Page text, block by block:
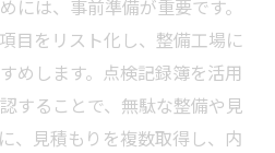
には、事前準備が重要です。
目をリスト化し、整備工場に
めします。点検記録簿を活用
することで、無駄な整備や見
、見積もりを複数取得し、内